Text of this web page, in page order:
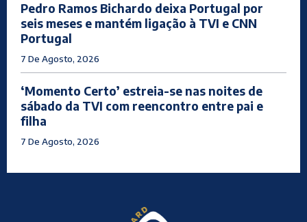
Pedro Ramos Bichardo deixa Portugal por
seis meses e mantém ligação à TVI e CNN
Portugal
7 De Agosto, 2026
‘Momento Certo’ estreia-se nas noites de
sábado da TVI com reencontro entre pai e
filha
7 De Agosto, 2026